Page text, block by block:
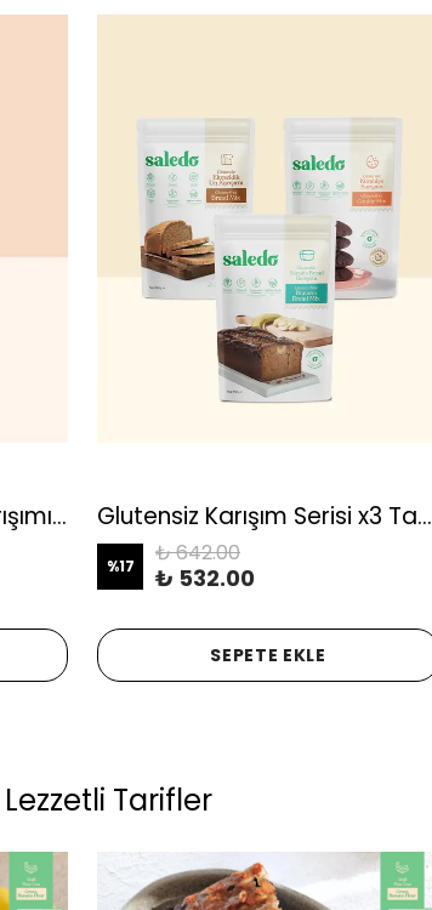
Glutensiz Ekmeklik Un Karışımı, Glütensiz, Yüksek Lif, Koruyucusuz ve Katkısız Glutensiz Karışım Serisi x3 Tanışma Paketi, Glütensiz, Yüksek Lif, Koruyucusuz ve Katkısız
%17 ₺ 642.00
₺ 532.00
SEPETE EKLE
Tarifler